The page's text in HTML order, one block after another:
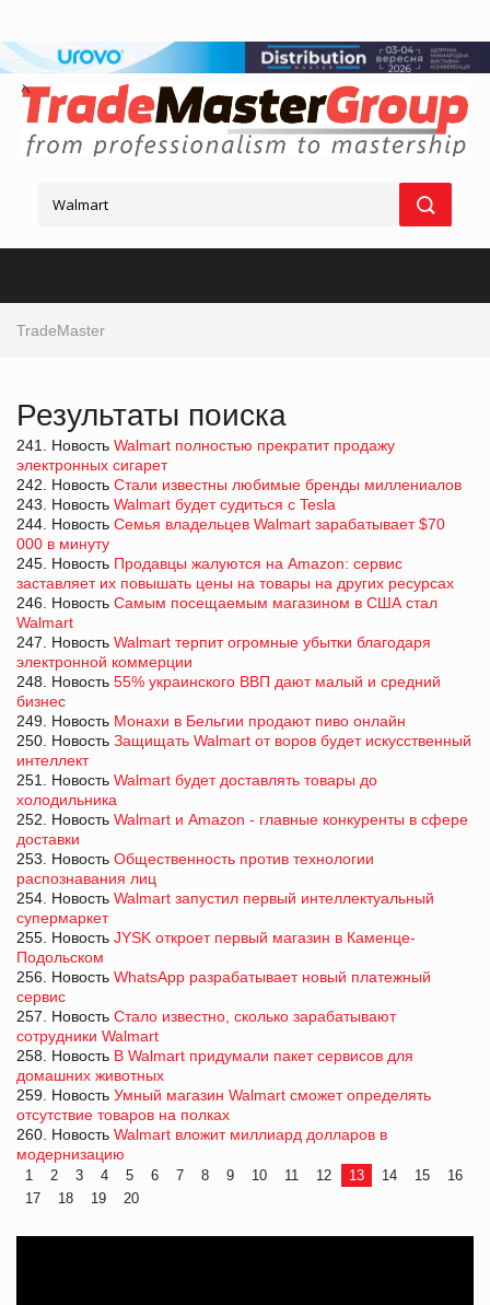
TradeMaster
Результаты поиска
241. Новость Walmart полностью прекратит продажу
электронных сигарет
242. Новость Стали известны любимые бренды миллениалов
243. Новость Walmart будет судиться с Tesla
244. Новость Семья владельцев Walmart зарабатывает $70
000 в минуту
245. Новость Продавцы жалуются на Amazon: сервис
заставляет их повышать цены на товары на других ресурсах
246. Новость Самым посещаемым магазином в США стал
Walmart
247. Новость Walmart терпит огромные убытки благодаря
электронной коммерции
248. Новость 55% украинского ВВП дают малый и средний
бизнес
249. Новость Монахи в Бельгии продают пиво онлайн
250. Новость Защищать Walmart от воров будет искусственный
интеллект
251. Новость Walmart будет доставлять товары до
холодильника
252. Новость Walmart и Amazon - главные конкуренты в сфере
доставки
253. Новость Общественность против технологии
распознавания лиц
254. Новость Walmart запустил первый интеллектуальный
супермаркет
255. Новость JYSK откроет первый магазин в Каменце-
Подольском
256. Новость WhatsApp разрабатывает новый платежный
сервис
257. Новость Стало известно, сколько зарабатывают
сотрудники Walmart
258. Новость В Walmart придумали пакет сервисов для
домашних животных
259. Новость Умный магазин Walmart сможет определять
отсутствие товаров на полках
260. Новость Walmart вложит миллиард долларов в
модернизацию
1 2 3 4 5 6 7 8 9 10 11 12 13 14 15
16
17
18 19 20